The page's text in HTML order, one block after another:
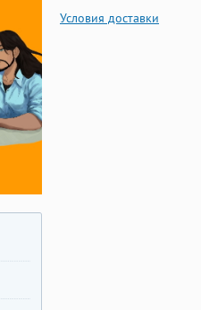
Условия доставки